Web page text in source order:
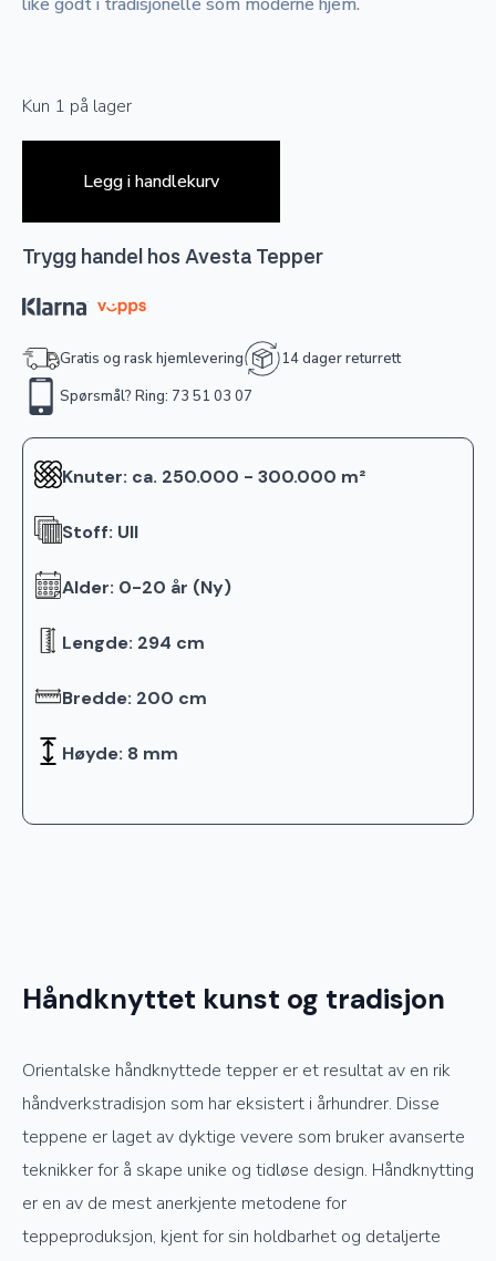
Kun 1 på lager
Legg i handlekurv
Trygg handel hos Avesta Tepper
Gratis og rask hjemlevering
14 dager returrett
Spørsmål? Ring: 73 51 03 07
Knuter: ca. 250.000 - 300.000 m²
Stoff: Ull
Alder: 0-20 år (Ny)
Lengde: 294 cm
Bredde: 200 cm
Høyde: 8 mm
Håndknyttet kunst og tradisjon
Orientalske håndknyttede tepper er et resultat av en rik
håndverkstradisjon som har eksistert i århundrer. Disse
teppene er laget av dyktige vevere som bruker avanserte
teknikker for å skape unike og tidløse design. Håndknytting
er en av de mest anerkjente metodene for
teppeproduksjon, kjent for sin holdbarhet og detaljerte